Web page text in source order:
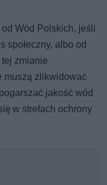
Wód Polskich, jeśli
społeczny, albo od
zmianie
muszą zlikwidować
jakość wód
w strefach ochrony